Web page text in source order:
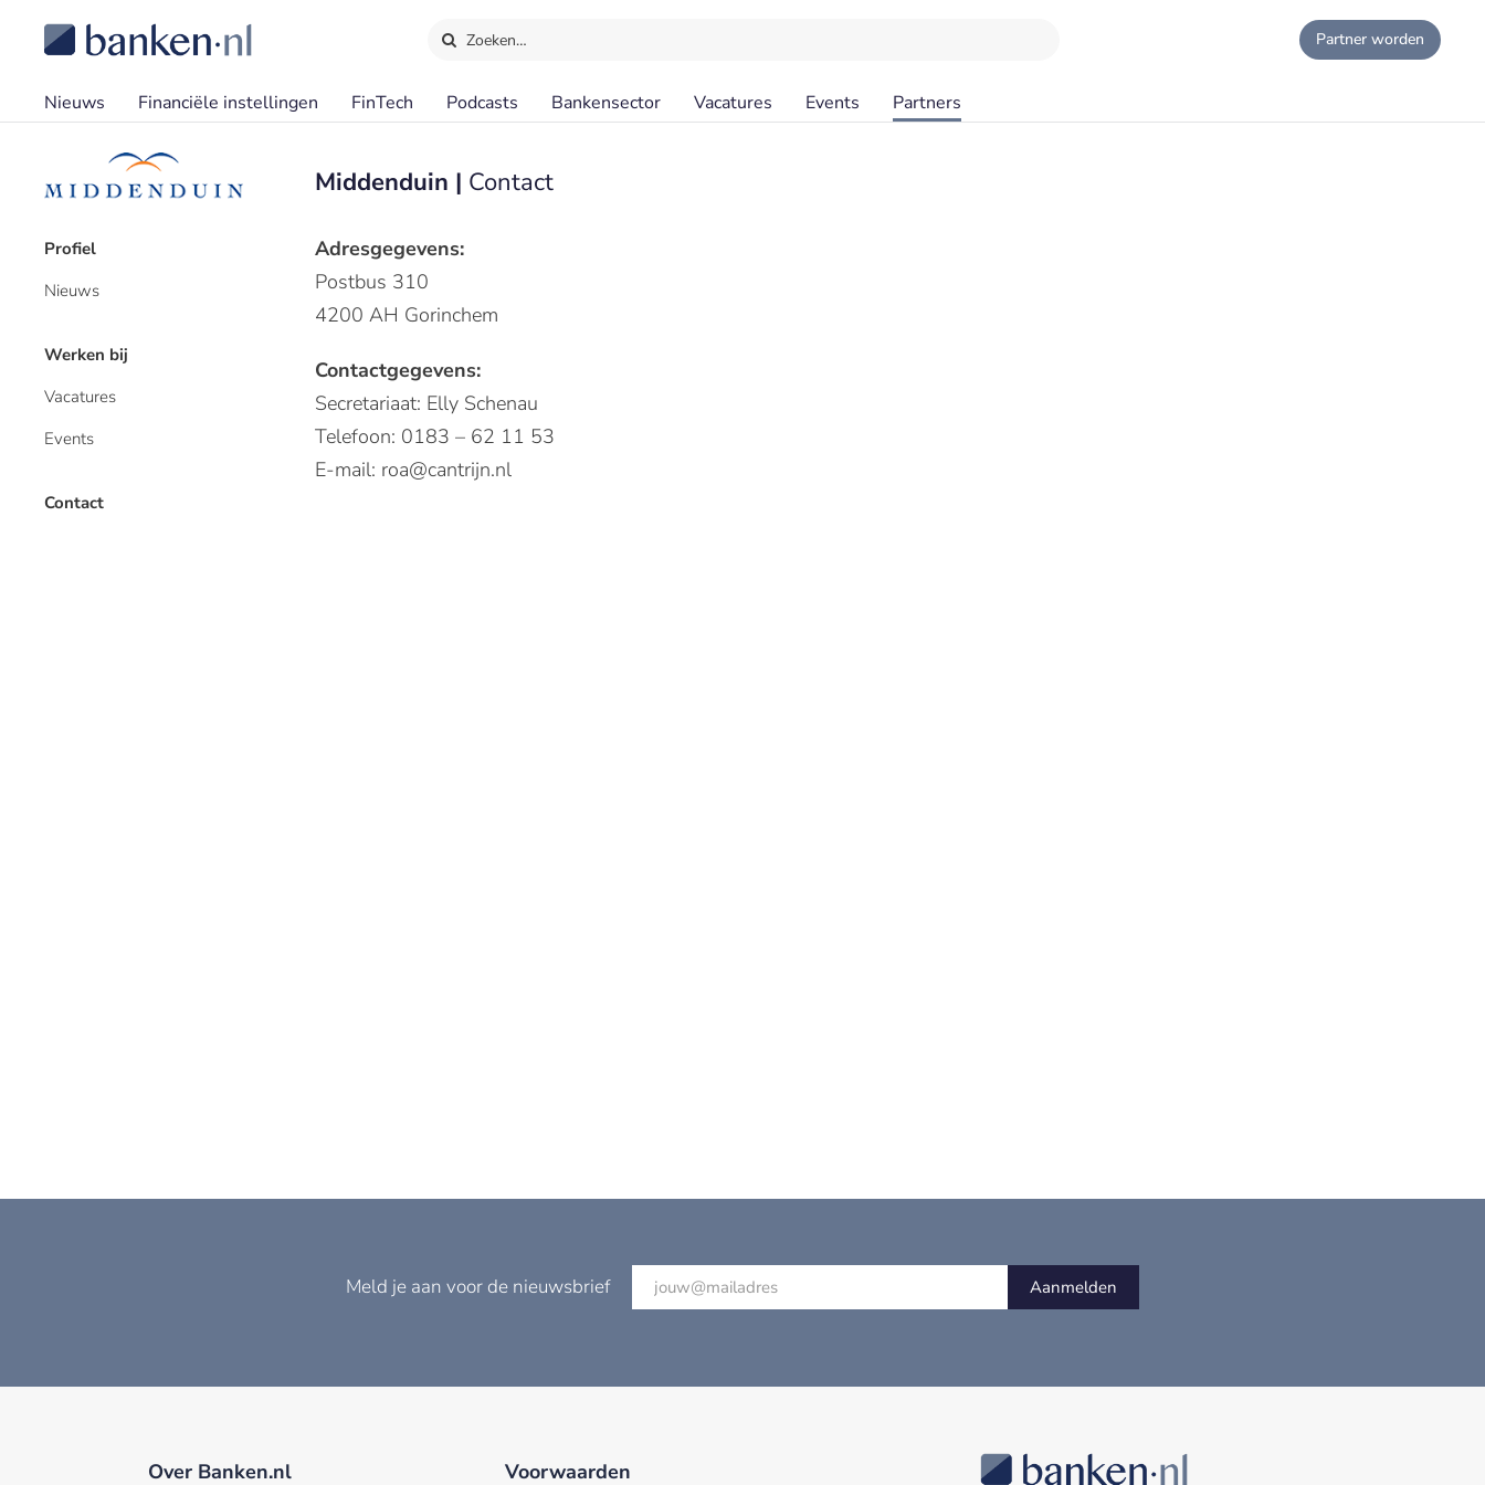
Zoeken… Partner worden
Nieuws Financiële instellingen FinTech Podcasts Bankensector Vacatures Events Partners
Profiel
Nieuws
Werken bij
Vacatures
Events
Contact
Middenduin | Contact
Adresgegevens:
Postbus 310
4200 AH Gorinchem
Contactgegevens:
Secretariaat: Elly Schenau
Telefoon: 0183 – 62 11 53
E-mail: roa@cantrijn.nl
Meld je aan voor de nieuwsbrief Aanmelden
Over Banken.nl Voorwaarden